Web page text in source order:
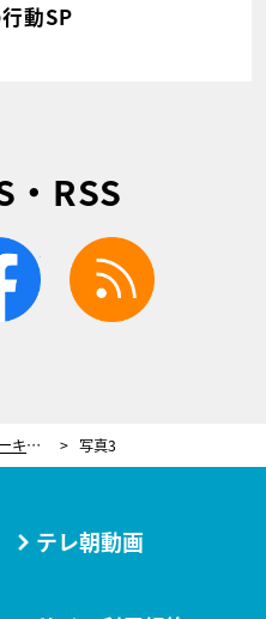
動SP
・RSS
facebook
超特急ユーキ、タイプロ出身・西山智樹＆前田大輔が激突！前代未聞“カンペが出る”リアリティショー 写真3
テレ朝動画